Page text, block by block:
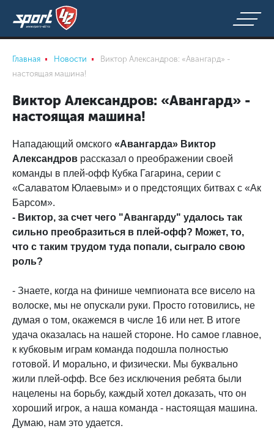
Главная Новости
Виктор Александров: «Авангард» -
настоящая машина!
Виктор Александров: «Авангард» -
настоящая машина!
Нападающий омского «Авангарда» Виктор
Александров рассказал о преображении своей
команды в плей-офф Кубка Гагарина, серии с
«Салаватом Юлаевым» и о предстоящих битвах с «Ак
Барсом».
- Виктор, за счет чего "Авангарду" удалось так
сильно преобразиться в плей-офф? Может, то,
что с таким трудом туда попали, сыграло свою
роль?
- Знаете, когда на финише чемпионата все висело на
волоске, мы не опускали руки. Просто готовились, не
думая о том, окажемся в числе 16 или нет. В итоге
удача оказалась на нашей стороне. Но самое главное,
к кубковым играм команда подошла полностью
готовой. И морально, и физически. Мы буквально
жили плей-офф. Все без исключения ребята были
нацелены на борьбу, каждый хотел доказать, что он
хороший игрок, а наша команда - настоящая машина.
Думаю, нам это удается.